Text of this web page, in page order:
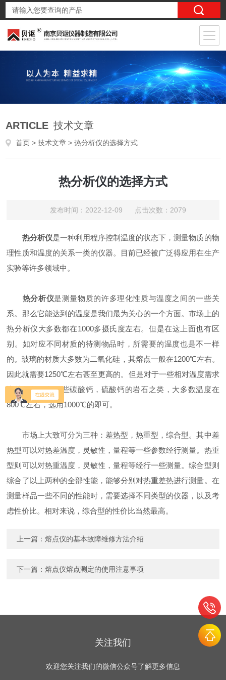
ARTICLE 技术文章
首页 >技术文章 > 热分析仪的选择方式
热分析仪的选择方式
发布时间：2022-12-09 点击次数：2079
热分析仪是一种利用程序控制温度的状态下，测量物质的物
理性质和温度的关系一类的仪器。目前已经被广泛得应用在生产
实验等许多领域中。
热分析仪是测量物质的许多理化性质与温度之间的一些关
系。那么它能达到的温度是我们最为关心的一个方面。市场上的
热分析仪大多数都在1000多摄氏度左右。但是在这上面也有区
别。如对应不同材质的待测物品时，所需要的温度也是不一样
的。玻璃的材质大多数为二氧化硅，其熔点一般在1200℃左右。
因此就需要1250℃左右甚至更高的。但是对于一些相对温度需求
比较低的，如一些碳酸钙，硫酸钙的岩石之类，大多数温度在
800℃左右，选用1000℃的即可。
市场上大致可分为三种：差热型，热重型，综合型。其中差
热型可以对热差温度，灵敏性，量程等一些参数经行测量。热重
型则可以对热重温度，灵敏性，量程等经行一些测量。综合型则
综合了以上两种的全部性能，能够分别对热重差热进行测量。在
测量样品一些不同的性能时，需要选择不同类型的仪器，以及考
虑性价比。相对来说，综合型的性价比当然最高。
上一篇：熔点仪的基本故障维修方法介绍
下一篇：熔点仪熔点测定的使用注意事项
关注我们
欢迎您关注我们的微信公众号了解更多信息